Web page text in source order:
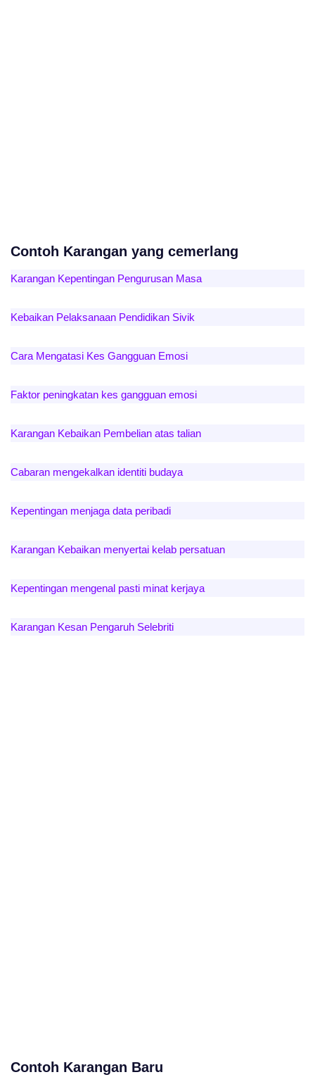
Contoh Karangan yang cemerlang
Karangan Kepentingan Pengurusan Masa
Kebaikan Pelaksanaan Pendidikan Sivik
Cara Mengatasi Kes Gangguan Emosi
Faktor peningkatan kes gangguan emosi
Karangan Kebaikan Pembelian atas talian
Cabaran mengekalkan identiti budaya
Kepentingan menjaga data peribadi
Karangan Kebaikan menyertai kelab persatuan
Kepentingan mengenal pasti minat kerjaya
Karangan Kesan Pengaruh Selebriti
Contoh Karangan Baru